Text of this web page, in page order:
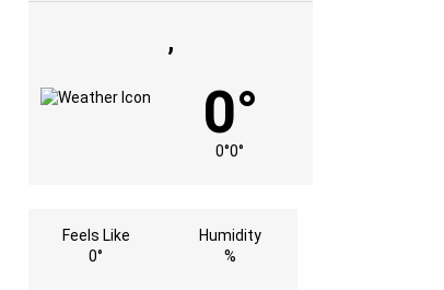
,
0°
0°0°
Feels Like
0°
Humidity
%